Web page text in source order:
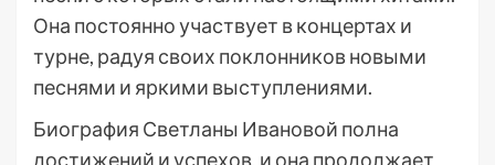
Она постоянно участвует в концертах и
турне, радуя своих поклонников новыми
песнями и яркими выступлениями.
Биография Светланы Ивановой полна
достижений и успехов, и она продолжает